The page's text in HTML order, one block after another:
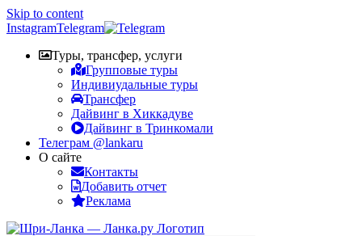
Skip to content
InstagramTelegram
Туры, трансфер, услуги
Групповые туры
Индивиудальные туры
Трансфер
Дайвинг в Хиккадуве
Дайвинг в Тринкомали
Телеграм @lankaru
О сайте
Контакты
Добавить отчет
Реклама